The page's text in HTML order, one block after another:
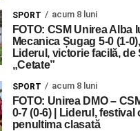
SPORT acum 8 luni
FOTO: CSM Unirea Alba
Mecanica Șugag 5-0 (1-0),
Liderul, victorie facilă, de
„Cetate”
SPORT acum 8 luni
FOTO: Unirea DMO –
0-7 (0-6) | Liderul, festival
penultima clasată